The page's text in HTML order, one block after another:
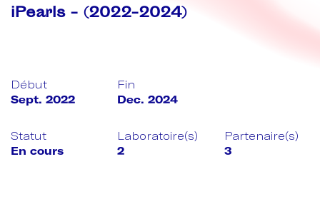
iPearls - (2022-2024)
Début
Sept. 2022
Fin
Dec. 2024
Statut
En cours
Laboratoire(s)
2
Partenaire(s)
3